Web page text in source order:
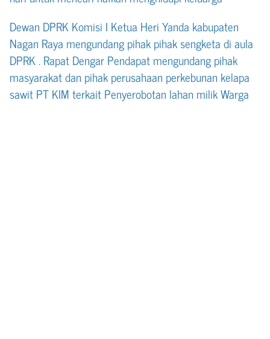
Dewan DPRK Komisi I Ketua Heri Yanda kabupaten
Nagan Raya mengundang pihak pihak sengketa di aula
DPRK . Rapat Dengar Pendapat mengundang pihak
masyarakat dan pihak perusahaan perkebunan kelapa
sawit PT KIM terkait Penyerobotan lahan milik Warga